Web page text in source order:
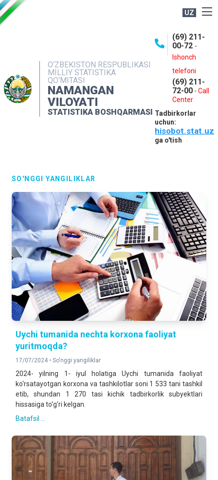
UZ
O‘ZBEKISTON RESPUBLIKASI
MILLIY STATISTIKA
QO‘MITASI
NAMANGAN
VILOYATI
STATISTIKA BOSHQARMASI
(69) 211-
00-72 -
Ishonch
telefoni
(69) 211-
72-00 - Call
Center
Tadbirkorlar
uchun:
hisobot.stat.uz
ga o'tish
NASHRLAR
INTERAKTIV XIZMATLAR
MATBUOT XIZMATI
MUROJAATLAR
SO'NGGI YANGILIKLAR
Uychi tumanida nechta korxona faoliyat
yuritmoqda?
17/07/2024 • So'nggi yangiliklar
2024- yilning 1- iyul holatiga Uychi tumanida faoliyat
ko‘rsatayotgan korxona va tashkilotlar soni 1 533 tani tashkil
etib, shundan 1 270 tasi kichik tadbirkorlik subyektlari
hissasiga to'g'ri kelgan.
Batafsil ...